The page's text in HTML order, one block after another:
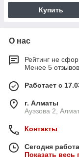
Купить
О нас
Рейтинг не
Менее 5
Работает с
г. Алматы
Ауэзова 2,
Контакты
Сегодня
Показать весь